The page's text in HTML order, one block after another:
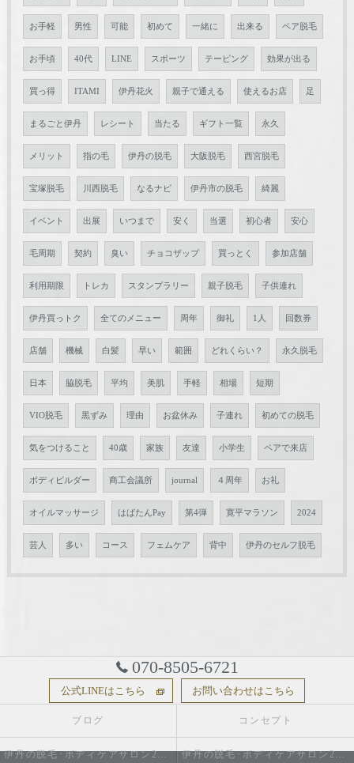
お手軽 男性 可能 初めて 一緒に 出来る ペア脱毛
お手頃 40代 LINE スポーツ テーピング 効果が出る
買っ得 ITAMI 伊丹花火 親子で通える 使えるお店 足
まるごと伊丹 レシート 当たる ギフト一覧 永久
メリット 指の毛 伊丹の脱毛 大阪脱毛 西宮脱毛
宝塚脱毛 川西脱毛 なるナビ 伊丹市の脱毛 綺麗
イベント 出展 いつまで 安く 当選 初心者 安心
毛周期 契約 臭い チョコザップ 買っとく 参加店舗
利用期限 トレカ スタンプラリー 親子脱毛 子供連れ
伊丹買っトク 全てのメニュー 周年 御礼 1人 回数券
店舗 機械 白髪 早い 範囲 どれくらい？ 永久脱毛
日本 脇脱毛 平均 美肌 手軽 相場 短期
VIO脱毛 黒ずみ 理由 お盆休み 子連れ 初めての脱毛
気をつけること 40歳 家族 友達 小学生 ペアで来店
ボディビルダー 商工会議所 journal ４周年 お礼
オイルマッサージ はばたんPay 第4弾 寛平マラソン 2024
芸人 多い コース フェムケア 背中 伊丹のセルフ脱毛
070-8505-6721
公式LINEはこちら お問い合わせはこちら
ブログ コンセプト
伊丹の脱毛･ボディケアサロン2do1セルフ脱毛とタイ古式のお店の口コミ情報 伊丹の脱毛･ボディケアサロン2do1セルフ脱毛とタイ古式のお店の評判